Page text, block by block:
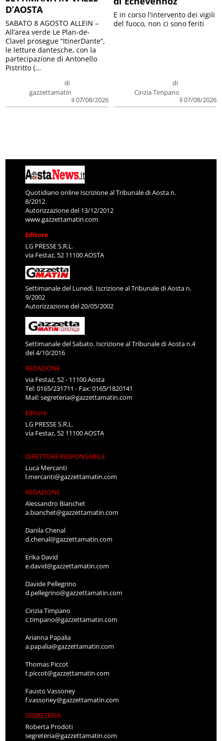
D’AOSTA
di
gazzettamatin
il 07/08/2026
SABATO 8 AGOSTO ALLEIN –
All’area verde Le Plan-de-
Clavel prosegue “ItinerDante”,
le letture dantesche, con la
partecipazione di Antonello
Pistritto (...
di
Cinzia Timpano
il 07/08/2026
E in corso l'intervento dei vigili
del fuoco, non ci sono feriti
Quotidiano online Iscrizione al Tribunale di Aosta n.
8/2012
Autorizzazione del 13/12/2012
www.gazzettamatin.com
Editore
LG PRESSE S.R.L.
via Festaz, 52 11100 AOSTA
Settimanale del Lunedì. Iscrizione al Tribunale di Aosta n.
9/2002
Autorizzazione del 20/05/2002
Settimanale del Sabato. Iscrizione al Tribunale di Aosta n.4
del 4/10/2016
REDAZIONE
via Festaz, 52 - 11100 Aosta
Tel: 0165/231711 - Fax: 0165/1820141
Mail:segreteria@gazzettamatin.com
Editore
LG PRESSE S.R.L.
via Festaz, 52 11100 AOSTA
DIRETTORE RESPONSABILE
Luca Mercanti
l.mercanti@gazzettamatin.com
REDAZIONE
Alessandro Bianchet
a.bianchet@gazzettamatin.com
Danila Chenal
d.chenal@gazzettamatin.com
Erika David
e.david@gazzettamatin.com
Davide Pellegrino
d.pellegrino@gazzettamatin.com
Cinzia Timpano
c.timpano@gazzettamatin.com
Arianna Papalia
a.papalia@gazzettamatin.com
Thomas Piccot
t.piccot@gazzettamatin.com
Fausto Vassoney
f.vassoney@gazzettamatin.com
SEGRETERIA
Roberta Prodoti
segreteria@gazzettamatin.com